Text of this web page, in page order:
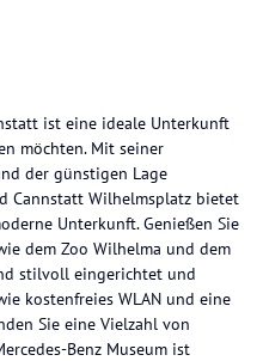
ist eine ideale Unterkunft
möchten. Mit seiner
der günstigen Lage
Cannstatt Wilhelmsplatz bietet
Unterkunft. Genießen Sie
dem Zoo Wilhelma und dem
stilvoll eingerichtet und
kostenfreies WLAN und eine
Sie eine Vielzahl von
Benz Museum ist